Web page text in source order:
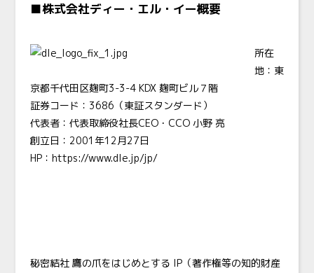
■株式会社ディー・エル・イー概要
所在
地：東
京都千代田区麹町3-3-4 KDX 麹町ビル７階
証券コード：3686（東証スタンダード）
代表者：代表取締役社長CEO・CCO 小野 亮
創立日：2001年12月27日
HP： https://www.dle.jp/jp/
秘密結社 鷹の爪をはじめとする IP（著作権等の知的財産